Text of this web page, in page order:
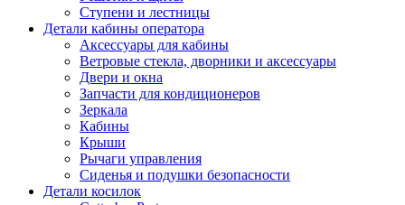
Ступени и лестницы
Детали кабины оператора
Аксессуары для кабины
Ветровые стекла, дворники и аксессуары
Двери и окна
Запчасти для кондиционеров
Зеркала
Кабины
Крыши
Рычаги управления
Сиденья и подушки безопасности
Детали косилок